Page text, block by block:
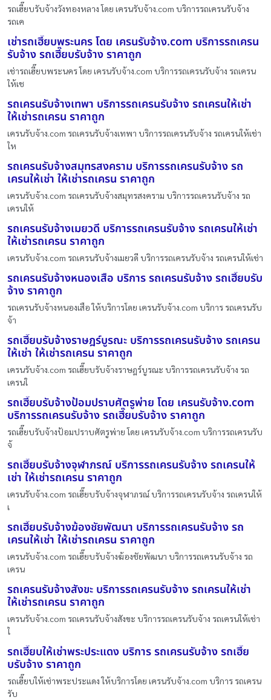
รถเฮี๊ยบรับจ้างวังทองหลาง โดย เครนรับจ้าง.com บริการรถเครนรับจ้าง
รถเค
เช่ารถเฮี๊ยบพระนคร โดย เครนรับจ้าง.com บริการรถเครน
รับจ้าง รถเฮี๊ยบรับจ้าง ราคาถูก
เช่ารถเฮี๊ยบพระนคร โดย เครนรับจ้าง.com บริการรถเครนรับจ้าง รถเครน
ให้เช
รถเครนรับจ้างเทพา บริการรถเครนรับจ้าง รถเครนให้เช่า
ให้เช่ารถเครน ราคาถูก
เครนรับจ้าง.com รถเครนรับจ้างเทพา บริการรถเครนรับจ้าง รถเครนให้เช่า
ให
รถเครนรับจ้างสมุทรสงคราม บริการรถเครนรับจ้าง รถ
เครนให้เช่า ให้เช่ารถเครน ราคาถูก
เครนรับจ้าง.com รถเครนรับจ้างสมุทรสงคราม บริการรถเครนรับจ้าง รถ
เครนให้
รถเครนรับจ้างเมยวดี บริการรถเครนรับจ้าง รถเครนให้เช่า
ให้เช่ารถเครน ราคาถูก
เครนรับจ้าง.com รถเครนรับจ้างเมยวดี บริการรถเครนรับจ้าง รถเครนให้เช่า
รถเครนรับจ้างหนองเสือ บริการ รถเครนรับจ้าง รถเฮี๊ยบรับ
จ้าง ราคาถูก
รถเครนรับจ้างหนองเสือ ให้บริการโดย เครนรับจ้าง.com บริการ รถเครนรับ
จ้า
รถเฮี๊ยบรับจ้างราษฎร์บูรณะ บริการรถเครนรับจ้าง รถเครน
ให้เช่า ให้เช่ารถเครน ราคาถูก
เครนรับจ้าง.com รถเฮี๊ยบรับจ้างราษฎร์บูรณะ บริการรถเครนรับจ้าง รถ
เครนใ
รถเฮี๊ยบรับจ้างป้อมปราบศัตรูพ่าย โดย เครนรับจ้าง.com
บริการรถเครนรับจ้าง รถเฮี๊ยบรับจ้าง ราคาถูก
รถเฮี๊ยบรับจ้างป้อมปราบศัตรูพ่าย โดย เครนรับจ้าง.com บริการรถเครนรับ
จ้
รถเฮี๊ยบรับจ้างจุฬาภรณ์ บริการรถเครนรับจ้าง รถเครนให้
เช่า ให้เช่ารถเครน ราคาถูก
เครนรับจ้าง.com รถเฮี๊ยบรับจ้างจุฬาภรณ์ บริการรถเครนรับจ้าง รถเครนให้
เ
รถเฮี๊ยบรับจ้างฆ้องชัยพัฒนา บริการรถเครนรับจ้าง รถ
เครนให้เช่า ให้เช่ารถเครน ราคาถูก
เครนรับจ้าง.com รถเฮี๊ยบรับจ้างฆ้องชัยพัฒนา บริการรถเครนรับจ้าง รถ
เครน
รถเครนรับจ้างสังขะ บริการรถเครนรับจ้าง รถเครนให้เช่า
ให้เช่ารถเครน ราคาถูก
เครนรับจ้าง.com รถเครนรับจ้างสังขะ บริการรถเครนรับจ้าง รถเครนให้เช่า
ใ
รถเฮี๊ยบให้เช่าพระประแดง บริการ รถเครนรับจ้าง รถเฮี๊ย
บรับจ้าง ราคาถูก
รถเฮี๊ยบให้เช่าพระประแดง ให้บริการโดย เครนรับจ้าง.com บริการ รถเครน
รับ